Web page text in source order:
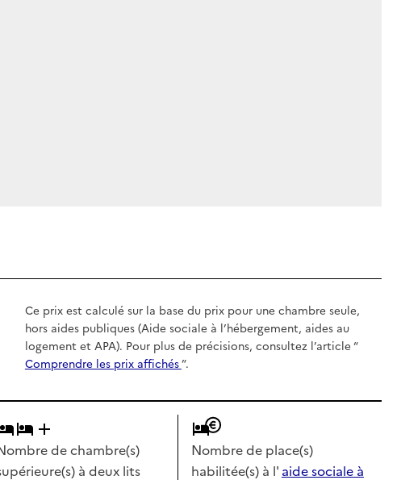
Ce prix est calculé sur la base du prix pour une chambre seule,
hors aides publiques (Aide sociale à l’hébergement, aides au
logement et APA). Pour plus de précisions, consultez l’article “
Comprendre les prix affichés”.
de chambre(s)
à deux lits
Nombre de place(s)
habilitée(s) à l' aide sociale à